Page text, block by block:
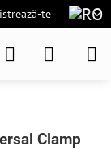
te
Clamp